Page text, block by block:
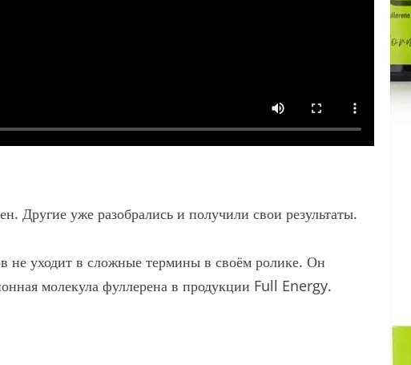
Другие уже разобрались и получили свои результаты.
не уходит в сложные термины в своём ролике. Он
молекула фуллерена в продукции Full Energy.